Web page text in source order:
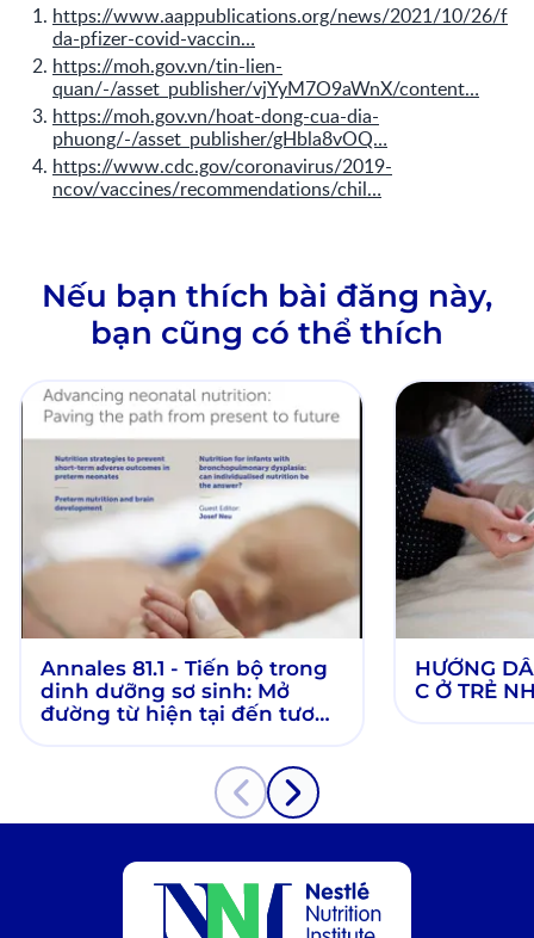
https://www.aappublications.org/news/2021/10/26/f
da-pfizer-covid-vaccin…
https://moh.gov.vn/tin-lien-
quan/-/asset_publisher/vjYyM7O9aWnX/content…
https://moh.gov.vn/hoat-dong-cua-dia-
phuong/-/asset_publisher/gHbla8vOQ…
https://www.cdc.gov/coronavirus/2019-
ncov/vaccines/recommendations/chil…
Nếu bạn thích bài đăng này,
bạn cũng có thể thích
Annales 81.1 - Tiến bộ trong
dinh dưỡng sơ sinh: Mở
đường từ hiện tại đến tương
HƯỚNG
C Ở TRẺ